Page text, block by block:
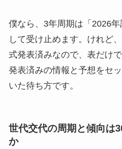
僕なら、3年周期は「2026
して受け止めます。けれど
式発表済みなので、表だけ
発表済みの情報と予想をセ
いた待ち方です。
世代交代の周期と傾向は
か